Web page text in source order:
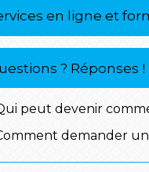
en ligne et
? Réponses !
peut devenir
demander